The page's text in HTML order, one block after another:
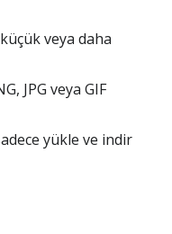
veya daha
JPG veya GIF
yükle ve indir